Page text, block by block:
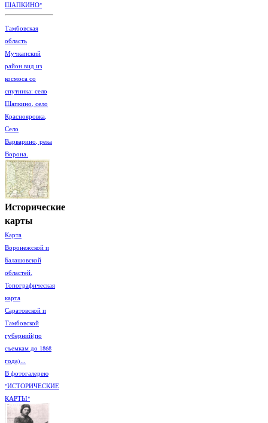
ШАПКИНО"
Тамбовская
область
Мучкапский
район вид из
космоса со
спутника: село
Шапкино, село
Краснояровка,
Село
Варварино, река
Ворона.
Исторические
карты
Карта
Воронежской и
Балашовской
областей.
Топографическая
карта
Саратовской и
Тамбовской
губерний(по
съемкам до 1868
года)...
В фотогалерею
"ИСТОРИЧЕСКИЕ
КАРТЫ"